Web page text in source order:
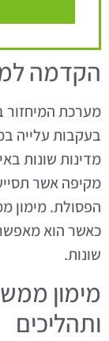
הקדמה
מערכת המיחזור
בעקבות עלייה
מדינות שונות
מקיפה אשר
הפסולת. מימון
כאשר הוא מאפשר
שונות.
מימון
ותהליכים